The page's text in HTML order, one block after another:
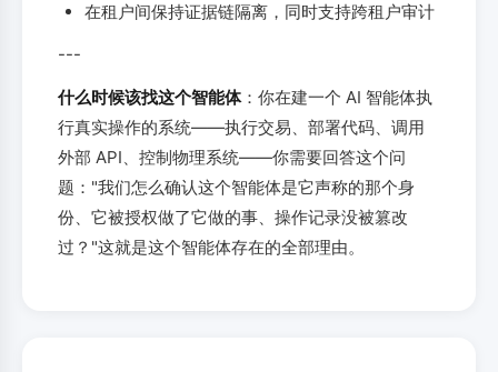
在租户间保持证据链隔离，同时支持跨租户审计
---
什么时候该找这个智能体：你在建一个 AI 智能体执
行真实操作的系统——执行交易、部署代码、调用
外部 API、控制物理系统——你需要回答这个问
题："我们怎么确认这个智能体是它声称的那个身
份、它被授权做了它做的事、操作记录没被篡改
过？"这就是这个智能体存在的全部理由。